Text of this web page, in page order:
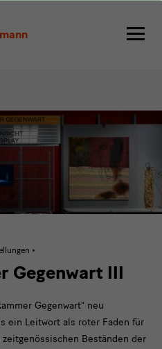
Gegenwart
2026
Gegenwart III
Gegenwart” neu
ein Leitwort als roter Faden für
Beständen der